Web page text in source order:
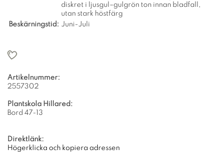
diskret i ljusgul–gulgrön ton innan bladfall,
utan stark höstfärg
Beskärningstid: Juni-Juli
Artikelnummer:
2557302
Plantskola Hillared:
Bord 47-13
Direktlänk:
Högerklicka och kopiera adressen